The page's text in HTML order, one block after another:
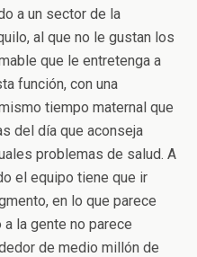
a un sector de la
al que no le gustan los
que le entretenga a
función, con una
tiempo maternal que
del día que aconseja
problemas de salud. A
el equipo tiene que ir
en lo que parece
la gente no parece
de medio millón de